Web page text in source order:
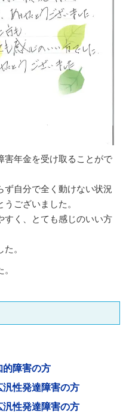
害年金を受け取ることがで
ず自分で全く動けない状況
ございました。
すく、とても感じのいい方
。
障害の方
性発達障害の方
性発達障害の方